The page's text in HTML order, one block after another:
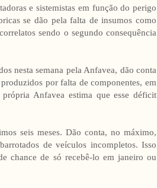
e sistemistas em função do perigo
se dão pela falta de insumos como
sendo o segundo consequência
nesta semana pela Anfavea, dão conta
por falta de componentes, em
Anfavea estima que esse déficit
seis meses. Dão conta, no máximo,
de veículos incompletos. Isso
chance de só recebê-lo em janeiro ou